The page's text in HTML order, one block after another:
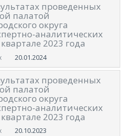
проведенных
палатой
округа
аналитических
2023 года
20.01.2024
проведенных
палатой
округа
аналитических
2023 года
20.10.2023